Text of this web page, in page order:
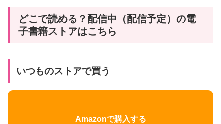
どこで読める？配信中（配信予定）の電
子書籍ストアはこちら
いつものストアで買う
Amazonで購入する